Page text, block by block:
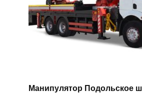
Манипулятор Подольское